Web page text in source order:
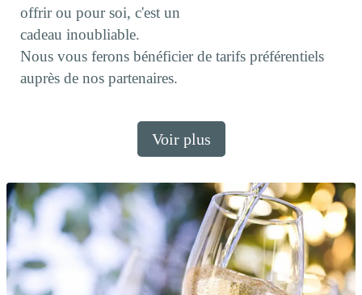
offrir ou pour soi, c'est un
cadeau inoubliable.
Nous vous ferons bénéficier de tarifs préférentiels
auprès de nos partenaires.
Voir plus